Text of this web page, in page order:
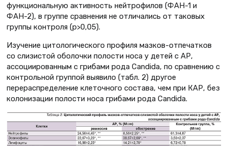
функциональную активность нейтрофилов (ФАН-1 и
ФАН-2), в группе сравнения не отличались от таковых
группы контроля (p>0,05).
Изучение цитологического профиля мазков-отпечатков
со слизистой оболочки полости носа у детей с АР,
ассоциированным с грибами рода Candida, по сравнению с
контрольной группой выявило (табл. 2) другое
перераспределение клеточного состава, чем при КАР, без
колонизации полости носа грибами рода Candidа.